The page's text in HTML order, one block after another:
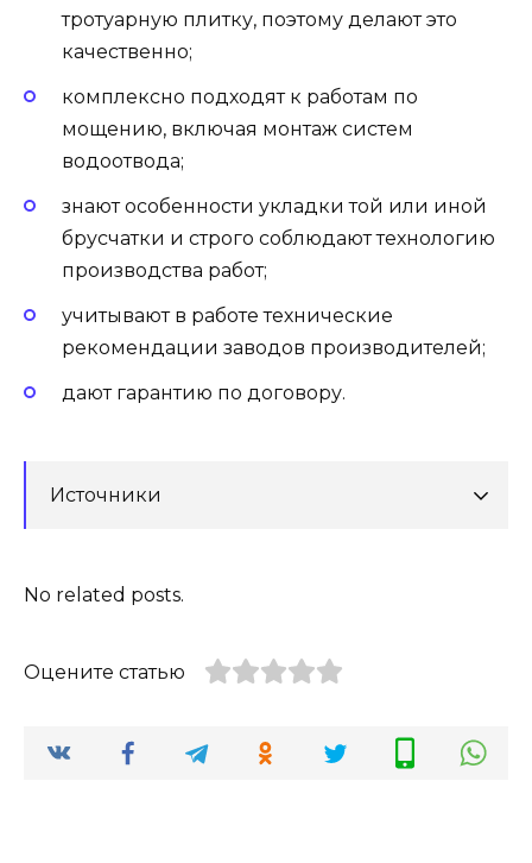
тротуарную плитку, поэтому делают это
качественно;
комплексно подходят к работам по
мощению, включая монтаж систем
водоотвода;
знают особенности укладки той или иной
брусчатки и строго соблюдают технологию
производства работ;
учитывают в работе технические
рекомендации заводов производителей;
дают гарантию по договору.
Источники
No related posts.
Оцените статью